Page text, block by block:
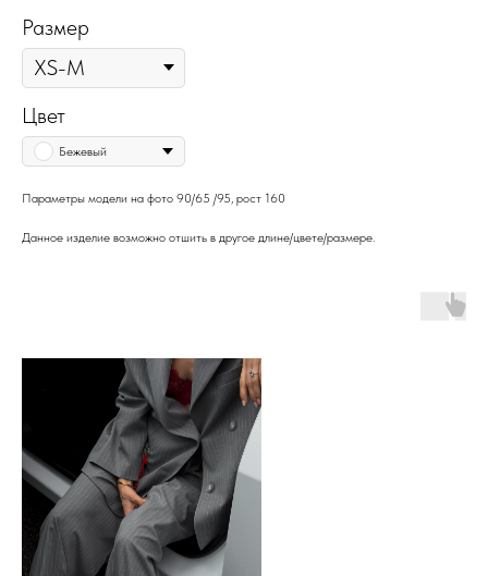
Размер
Цвет
Бежевый
Параметры модели на фото 90/65 /95, рост 160
Данное изделие возможно отшить в другое длине/цвете/размере.